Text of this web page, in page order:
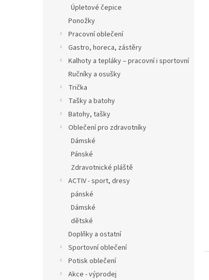
Úpletové čepice
Ponožky
Pracovní oblečení
Gastro, horeca, zástěry
Kalhoty a tepláky – pracovní i sportovní
Ručníky a osušky
Trička
Tašky a batohy
Batohy, tašky
Oblečení pro zdravotníky
Dámské
Pánské
Zdravotnické pláště
ACTIV - sport, dresy
pánské
Dámské
dětské
Doplňky a ostatní
Sportovní oblečení
Potisk oblečení
Akce - výprodej